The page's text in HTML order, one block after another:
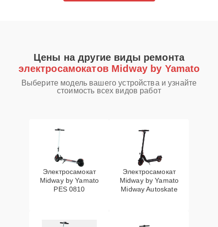
Цены на другие виды ремонта
электросамокатов Midway by Yamato
Выберите модель вашего устройства и узнайте
стоимость всех видов работ
Электросамокат
Midway by Yamato
PES 0810
Электросамокат
Midway by Yamato
Midway Autoskate